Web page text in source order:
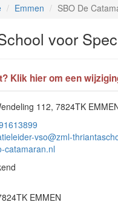
Emmen SBO De
voor
Klik hier om een
112, 7824TK
vso@zml-
catamaran.nl
EMMEN